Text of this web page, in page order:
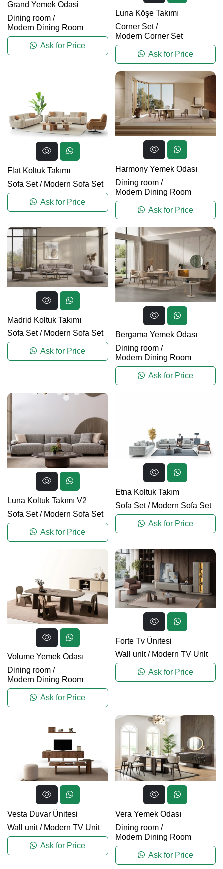
Grand Yemek Odasi
Dining room /
Modern Dining Room
Ask for Price
Luna Köşe Takımı
Corner Set/
Modern Corner Set
Ask for Price
Flat Koltuk Takımı
Sofa Set/ Modern Sofa Set
Ask for Price
Harmony Yemek Odası
Dining room/
Modern Dining Room
Ask for Price
Madrid Koltuk Takımı
Sofa Set/ Modern Sofa Set
Ask for Price
Bergama Yemek Odası
Dining room/
Modern Dining Room
Ask for Price
Luna Koltuk Takımı V2
Sofa Set/ Modern Sofa Set
Ask for Price
Etna Koltuk Takım
Sofa Set/ Modern Sofa Set
Ask for Price
Volume Yemek Odası
Dining room /
Modern Dining Room
Ask for Price
Forte Tv Ünitesi
Wall unit/ Modern TV Unit
Ask for Price
Vesta Duvar Ünitesi
Wall unit/ Modern TV Unit
Ask for Price
Vera Yemek Odası
Dining room/
Modern Dining Room
Ask for Price